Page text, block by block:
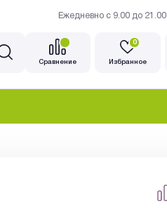
Ежедневно с 9.00 до 21.00
Cравнение
0
Избранное